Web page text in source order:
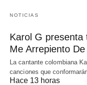
NOTICIAS
Karol G presenta
Me Arrepiento De
La cantante colombiana
canciones que
Hace 13 horas